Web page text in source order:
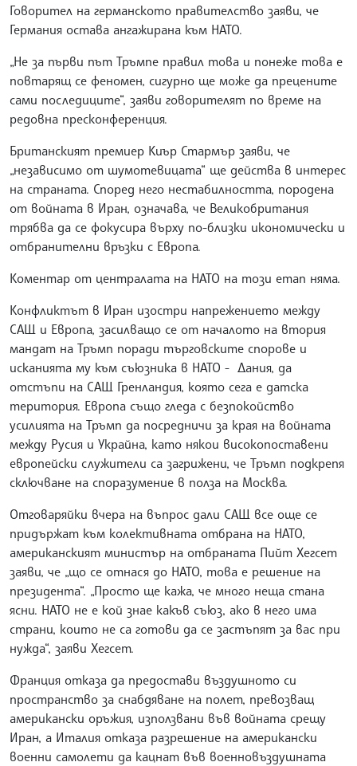
Говорител на германското правителство заяви, че
Германия остава ангажирана към НАТО.
„Не за първи път Тръмпе правил това и понеже това е
повтарящ се феномен, сигурно ще може да прецените
сами последиците“, заяви говорителят по време на
редовна пресконференция.
Британският премиер Киър Стармър заяви, че
„независимо от шумотевицата“ ще действа в интерес
на страната. Според него нестабилността, породена
от войната в Иран, означава, че Великобритания
трябва да се фокусира върху по-близки икономически и
отбранителни връзки с Европа.
Коментар от централата на НАТО на този етап няма.
Конфликтът в Иран изостри напрежението между
САЩ и Европа, засилващо се от началото на втория
мандат на Тръмп поради търговските спорове и
исканията му към съюзника в НАТО - Дания, да
отстъпи на САЩ Гренландия, която сега е датска
територия. Европа също гледа с безпокойство
усилията на Тръмп да посредничи за края на войната
между Русия и Украйна, като някои високопоставени
европейски служители са загрижени, че Тръмп подкрепя
сключване на споразумение в полза на Москва.
Отговаряйки вчера на въпрос дали САЩ все още се
придържат към колективната отбрана на НАТО,
американският министър на отбраната Пийт Хегсет
заяви, че „що се отнася до НАТО, това е решение на
президента“. „Просто ще кажа, че много неща стана
ясни. НАТО не е кой знае какъв съюз, ако в него има
страни, които не са готови да се застъпят за вас при
нужда“, заяви Хегсет.
Франция отказа да предостави въздушното си
пространство за снабдяване на полет, превозващ
американски оръжия, използвани във войната срещу
Иран, а Италия отказа разрешение на американски
военни самолети да кацнат във военновъздушната